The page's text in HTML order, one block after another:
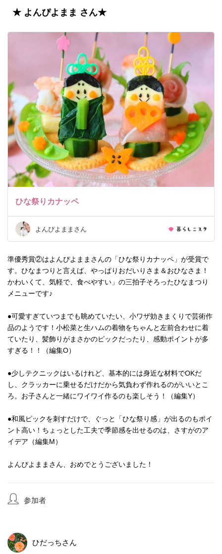
★ よんぴよまま さん★
ひな祭りカナッペ
よんぴよままさん
準優秀賞②はよんぴよままさんの「ひな祭りカナッペ」が受賞で
す。ひなまつりと言えば、やっぱりおだいりさま＆おひなさま！
かわいくて、気軽で、食べやすい」の三拍子そろったひなまつり
メニューです♪
●可愛すぎていつまでも眺めていたい、小ワザ効きまくりで芸術作
品のようです！小松菜と生ハムの着物をちゃんと左前合わせに着
ていたり、髪飾りがまさかのピックだったり、感動ポイントが多
すぎる！！（編集O）
●少しテクニックはいるけれど、基本的には身近な材料でOKだ
し、クラッカーに乗せるだけだから気負わず作れるのがいいとこ
ろ。お子さんと一緒にワイワイ作るのも楽しそう！（編集Y）
●和風ピックを刺すだけで、ぐっと「ひな祭り感」が出るのもポイ
ント高い！ちょっとした工夫で季節感を出せるのは、さすがのア
イデア（編集M）
よんぴよままさん、おめでとうございました！
参加者
ひだっち さん